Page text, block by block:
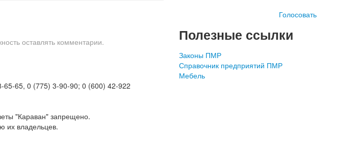
оставлять комментарии.
Голосовать
Полезные ссылки
Законы ПМР
Справочник предприятий ПМР
Мебель
65-65, 0 (775) 3-90-90; 0 (600) 42-922
"Караван" запрещено.
их владельцев.